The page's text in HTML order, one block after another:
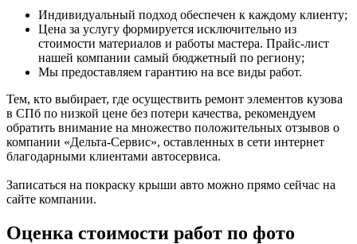
Индивидуальный подход обеспечен к каждому клиенту;
Цена за услугу формируется исключительно из
стоимости материалов и работы мастера. Прайс-лист
нашей компании самый бюджетный по региону;
Мы предоставляем гарантию на все виды работ.
Тем, кто выбирает, где осуществить ремонт элементов кузова
в СПб по низкой цене без потери качества, рекомендуем
обратить внимание на множество положительных отзывов о
компании «Дельта-Сервис», оставленных в сети интернет
благодарными клиентами автосервиса.
Записаться на покраску крыши авто можно прямо сейчас на
сайте компании.
Оценка стоимости работ по фото